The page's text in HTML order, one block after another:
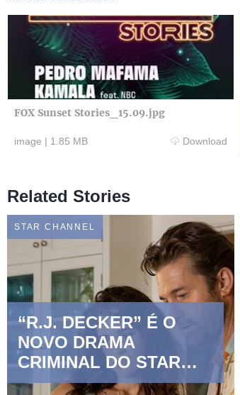
FOX Sunset Stories_15.09.jpg
image | 1.85 MB Download
Related Stories
STAR CHANNEL
“R.J. DECKER” É O
NOVO DRAMA
CRIMINAL DO STAR
CHANNEL